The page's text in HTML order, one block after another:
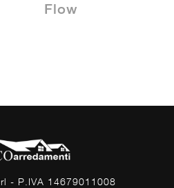
Flow
- P.IVA 14679011008